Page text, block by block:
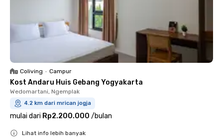
Coliving • Campur
Kost Andaru Huis Gebang Yogyakarta
Wedomartani, Ngemplak
4.2 km dari mrican jogja
mulai dari Rp2.200.000 /bulan
Lihat info lebih banyak